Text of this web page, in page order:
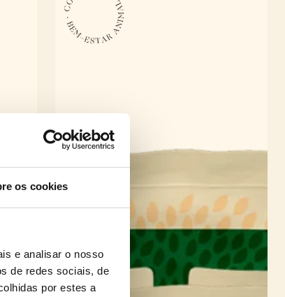
os cookies
e analisar o nosso
de redes sociais, de
por estes a